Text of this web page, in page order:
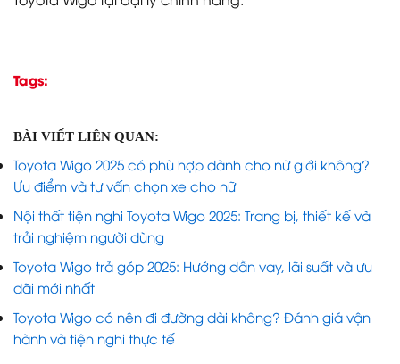
Tags:
BÀI VIẾT LIÊN QUAN:
Toyota Wigo 2025 có phù hợp dành cho nữ giới không?
Ưu điểm và tư vấn chọn xe cho nữ
Nội thất tiện nghi Toyota Wigo 2025: Trang bị, thiết kế và
trải nghiệm người dùng
Toyota Wigo trả góp 2025: Hướng dẫn vay, lãi suất và ưu
đãi mới nhất
Toyota Wigo có nên đi đường dài không? Đánh giá vận
hành và tiện nghi thực tế